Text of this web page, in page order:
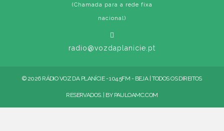
(Chamada para a rede fixa
nacional)
radio@vozdaplanicie.pt
© 2026 RÁDIO VOZ DA PLANÍCIE - 104.5FM - BEJA | TODOS OS DIREITOS
RESERVADOS. | BY PAULOAMC.COM